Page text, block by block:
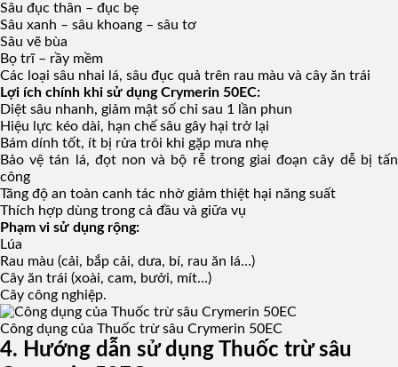
Sâu đục thân – đục bẹ
Sâu xanh – sâu khoang – sâu tơ
Sâu vẽ bùa
Bọ trĩ – rầy mềm
Các loại sâu nhai lá, sâu đục quả trên rau màu và cây ăn trái
Lợi ích chính khi sử dụng Crymerin 50EC:
Diệt sâu nhanh, giảm mật số chỉ sau 1 lần phun
Hiệu lực kéo dài, hạn chế sâu gây hại trở lại
Bám dính tốt, ít bị rửa trôi khi gặp mưa nhẹ
Bảo vệ tán lá, đọt non và bộ rễ trong giai đoạn cây dễ bị tấn
công
Tăng độ an toàn canh tác nhờ giảm thiệt hại năng suất
Thích hợp dùng trong cả đầu và giữa vụ
Phạm vi sử dụng rộng:
Lúa
Rau màu (cải, bắp cải, dưa, bí, rau ăn lá…)
Cây ăn trái (xoài, cam, bưởi, mít…)
Cây công nghiệp.
Công dụng của Thuốc trừ sâu Crymerin 50EC
4. Hướng dẫn sử dụng Thuốc trừ sâu